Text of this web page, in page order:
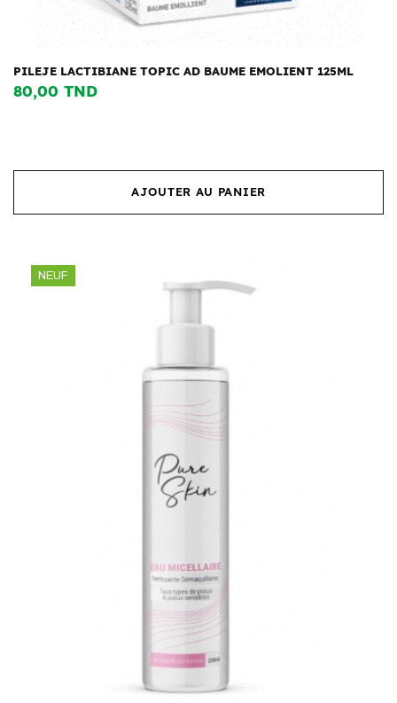
PILEJE LACTIBIANE TOPIC AD BAUME EMOLIENT 125ML
80,00 TND
AJOUTER AU PANIER
NEUF